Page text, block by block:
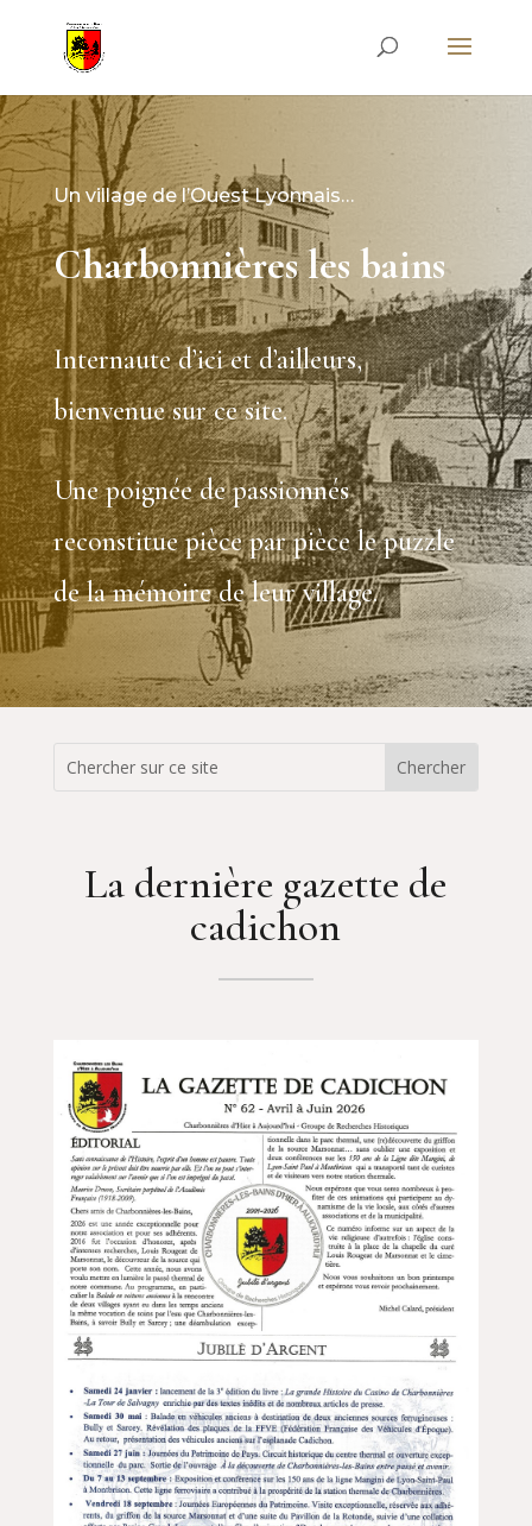
Un village de l’Ouest Lyonnais…
Charbonnières les bains
Internaute d’ici et d’ailleurs,
bienvenue sur ce site.
Une poignée de passionnés
reconstitue pièce par pièce le puzzle
de la mémoire de leur village.
La dernière gazette de
cadichon